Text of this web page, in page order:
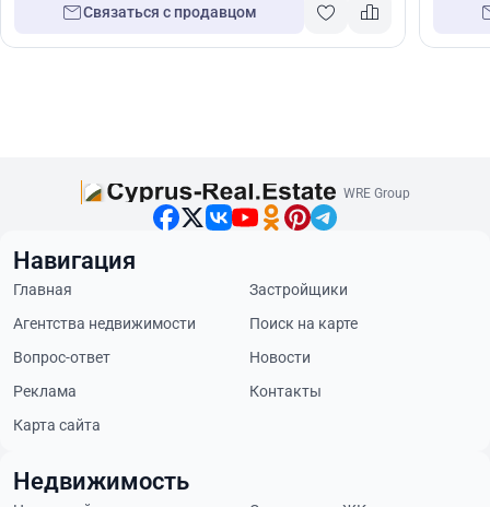
Связаться с продавцом
WRE Group
Навигация
Главная
Застройщики
Агентства недвижимости
Поиск на карте
Вопрос-ответ
Новости
Реклама
Контакты
Карта сайта
Недвижимость